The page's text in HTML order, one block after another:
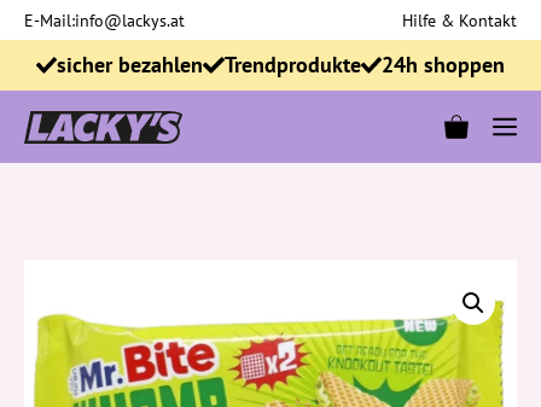
Zum
Inhalt
springen
E-Mail:info@lackys.at Hilfe & Kontakt
sicher bezahlen Trendprodukte 24h shoppen